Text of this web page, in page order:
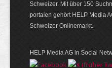
Schweizer. Mit über 150
portalen gehört HELP Media
Schweizer Onlinemarkt.
HELP Media AG in Social